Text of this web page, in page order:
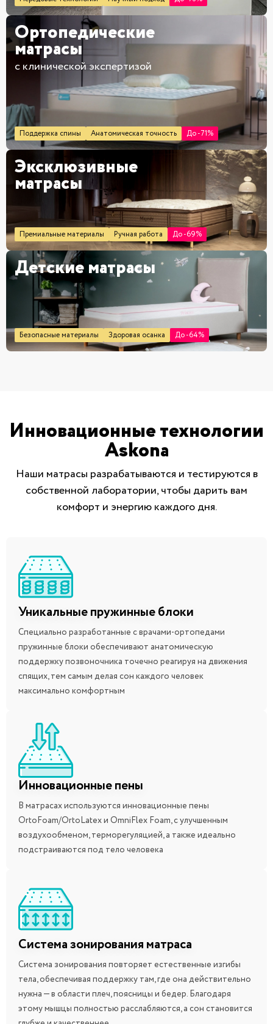
Ортопедические
матрасы
с клинической экспертизой
Поддержка спины Анатомическая точность До -71%
Эксклюзивные
матрасы
Премиальные материалы Ручная работа До -69%
Детские матрасы
Безопасные материалы Здоровая осанка До -64%
Инновационные технологии
Askona
Наши матрасы разрабатываются и тестируются в
собственной лаборатории, чтобы дарить вам
комфорт и энергию каждого дня.
Уникальные пружинные блоки
Специально разработанные с врачами-ортопедами
пружинные блоки обеспечивают анатомическую
поддержку позвоночника точечно реагируя на движения
спящих, тем самым делая сон каждого человек
максимально комфортным
Инновационные пены
В матрасах используются инновационные пены
OrtoFoam/OrtoLatex и OmniFlex Foam, с улучшенным
воздухообменом, терморегуляцией, а также идеально
подстраиваются под тело человека
Система зонирования матраса
Система зонирования повторяет естественные изгибы
тела, обеспечивая поддержку там, где она действительно
нужна — в области плеч, поясницы и бедер. Благодаря
этому мышцы полностью расслабляются, а сон становится